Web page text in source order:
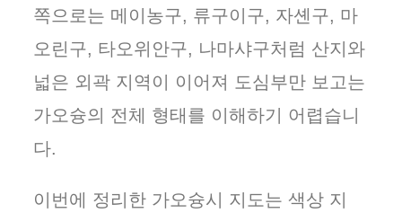
쪽으로는 메이농구, 류구이구, 자셴구, 마
오린구, 타오위안구, 나마샤구처럼 산지와
넓은 외곽 지역이 이어져 도심부만 보고는
가오슝의 전체 형태를 이해하기 어렵습니
다.
이번에 정리한 가오슝시 지도는 색상 지